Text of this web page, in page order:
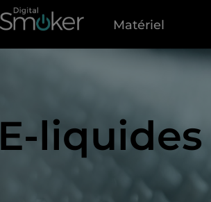
Matériel
E-liquides